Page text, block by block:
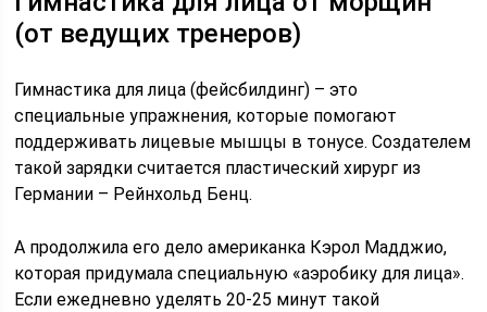
(от ведущих тренеров)
Гимнастика для лица (фейсбилдинг) – это
специальные упражнения, которые помогают
поддерживать лицевые мышцы в тонусе. Создателем
такой зарядки считается пластический хирург из
Германии – Рейнхольд Бенц.
А продолжила его дело американка Кэрол Мадджио,
которая придумала специальную «аэробику для лица».
Если ежедневно уделять 20-25 минут такой